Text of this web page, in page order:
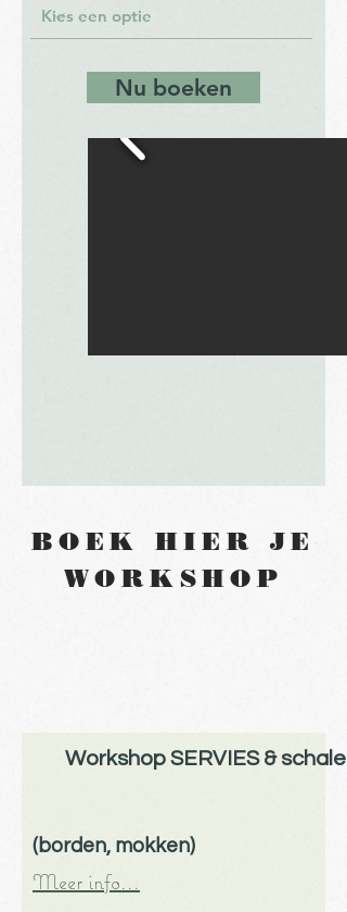
Nu boeken
BOEK HIER JE
WORKSHOP
Workshop SERVIES & schalen
(borden, mokken)
Meer info...